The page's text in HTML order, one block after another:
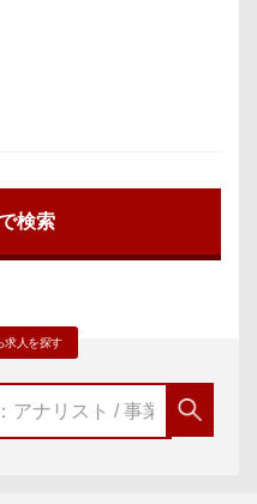
求人を探す